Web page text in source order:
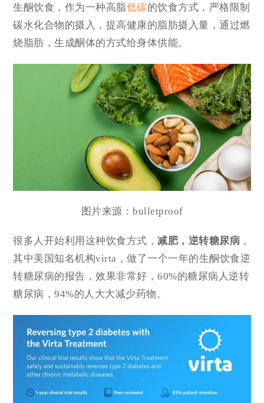
生酮饮食，作为一种高脂低碳的饮食方式，严格限制
碳水化合物的摄入，提高健康的脂肪摄入量，通过燃
烧脂肪，生成酮体的方式给身体供能。
图片来源：bulletproof
很多人开始利用这种饮食方式，减肥，逆转糖尿病 ，
其中美国知名机构virta，做了一个一年的生酮饮食逆
转糖尿病的报告，效果非常好，60%的糖尿病人逆转
糖尿病，94%的人大大减少药物。